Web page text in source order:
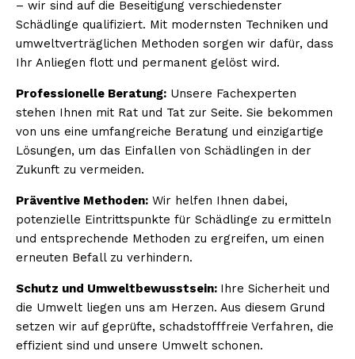
– wir sind auf die Beseitigung verschiedenster
Schädlinge qualifiziert. Mit modernsten Techniken und
umweltverträglichen Methoden sorgen wir dafür, dass
Ihr Anliegen flott und permanent gelöst wird.
Professionelle Beratung: Unsere Fachexperten
stehen Ihnen mit Rat und Tat zur Seite. Sie bekommen
von uns eine umfangreiche Beratung und einzigartige
Lösungen, um das Einfallen von Schädlingen in der
Zukunft zu vermeiden.
Präventive Methoden: Wir helfen Ihnen dabei,
potenzielle Eintrittspunkte für Schädlinge zu ermitteln
und entsprechende Methoden zu ergreifen, um einen
erneuten Befall zu verhindern.
Schutz und Umweltbewusstsein: Ihre Sicherheit und
die Umwelt liegen uns am Herzen. Aus diesem Grund
setzen wir auf geprüfte, schadstofffreie Verfahren, die
effizient sind und unsere Umwelt schonen.